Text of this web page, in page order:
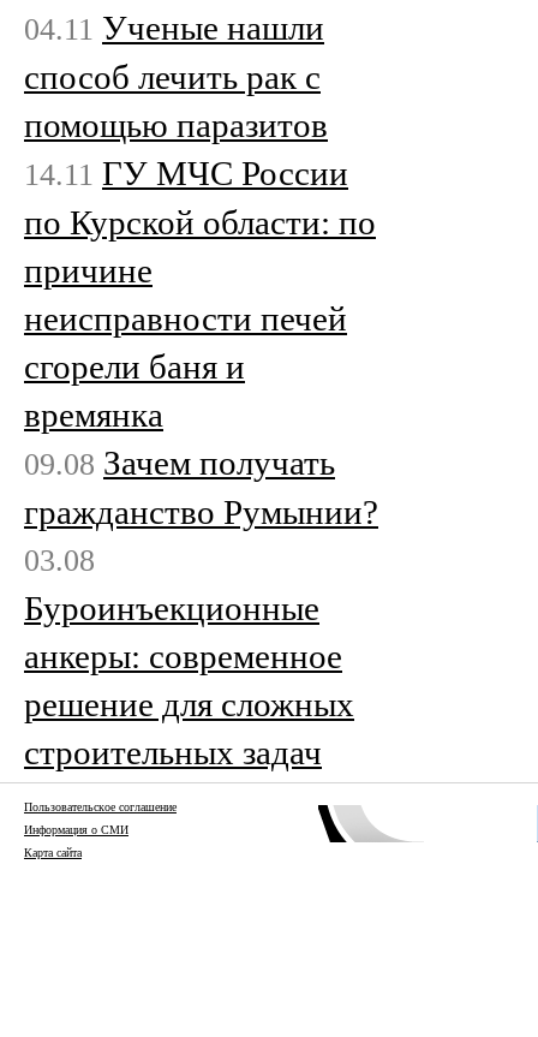
04.11 Ученые нашли
способ лечить рак с
помощью паразитов
14.11 ГУ МЧС России
по Курской области: по
причине
неисправности печей
сгорели баня и
времянка
09.08 Зачем получать
гражданство Румынии?
03.08
Буроинъекционные
анкеры: современное
решение для сложных
строительных задач
Пользовательское соглашение
Информация о СМИ
Карта сайта